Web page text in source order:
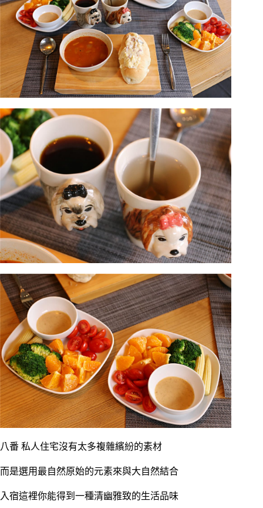
八番 私人住宅沒有太多複雜繽紛的素材
而是選用最自然原始的元素來與大自然結合
入宿這裡你能得到一種清幽雅致的生活品味